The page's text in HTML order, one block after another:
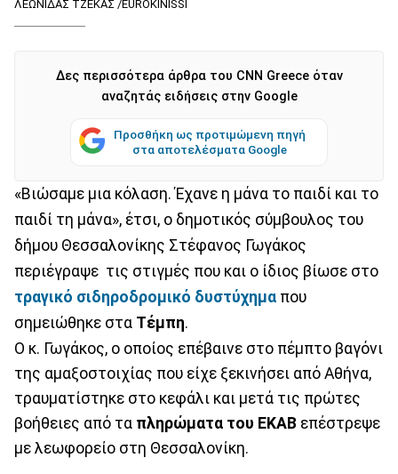
ΛΕΩΝΙΔΑΣ ΤΖΕΚΑΣ /EUROKINISSI
Δες περισσότερα άρθρα του CNN Greece όταν
αναζητάς ειδήσεις στην Google
Προσθήκη ως προτιμώμενη πηγή
στα αποτελέσματα Google
«Βιώσαμε μια κόλαση. Έχανε η μάνα το παιδί και το
παιδί τη μάνα», έτσι, ο δημοτικός σύμβουλος του
δήμου Θεσσαλονίκης Στέφανος Γωγάκος
περιέγραψε τις στιγμές που και ο ίδιος βίωσε στο
τραγικό σιδηροδρομικό δυστύχημα που
σημειώθηκε στα Τέμπη.
Ο κ. Γωγάκος, ο οποίος επέβαινε στο πέμπτο βαγόνι
της αμαξοστοιχίας που είχε ξεκινήσει από Αθήνα,
τραυματίστηκε στο κεφάλι και μετά τις πρώτες
βοήθειες από τα πληρώματα του ΕΚΑΒ επέστρεψε
με λεωφορείο στη Θεσσαλονίκη.